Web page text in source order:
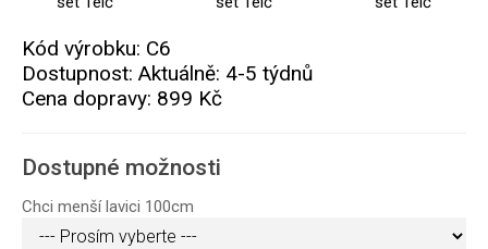
Kód výrobku: C6
Dostupnost: Aktuálně: 4-5 týdnů
Cena dopravy: 899 Kč
Dostupné možnosti
Chci menší lavici 100cm